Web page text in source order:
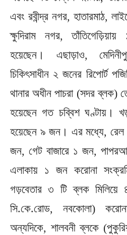
এবং রবীন্দ্র নগর, হাতারমাঠ,
ক্ষুদিরাম নগর,
হয়েছেন। এছাড়াও,
চিকিৎসাধীন ২ জনের রিপোর্ট
থানার অধীন পাচরা (সদর ব্লক)
হয়েছেন গত চব্বিশ ঘণ্টায়।
হয়েছেন ৯ জন। এর মধ্যে,
জন, গেট বাজারে ১ জন,
এলাকায় ১ জন করোনা
গড়বেতার ৩ টি ব্লক
সি.কে.রোড, নবকোলা)
অন্যদিকে, শালবনী ব্লকে